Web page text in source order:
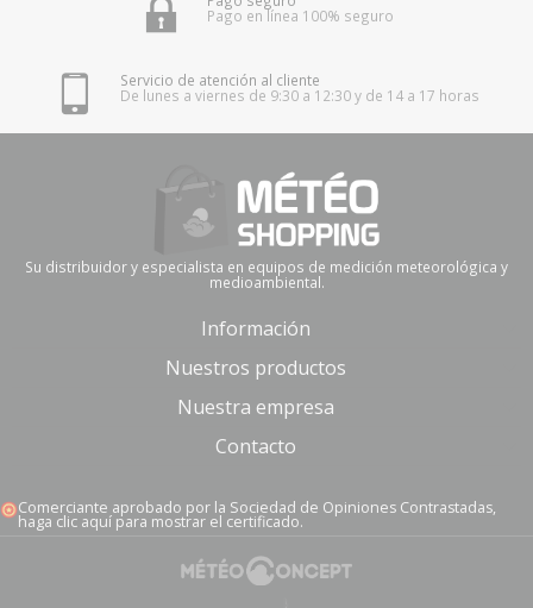
Pago en línea 100% seguro
Servicio de atención al cliente
De lunes a viernes de 9:30 a 12:30 y de 14 a 17 horas
Su distribuidor y especialista en equipos de medición meteorológica y
medioambiental.
Información
Nuestros productos
Nuestra empresa
Contacto
Comerciante aprobado por la Sociedad de Opiniones Contrastadas,
haga clic aquí para mostrar el certificado.